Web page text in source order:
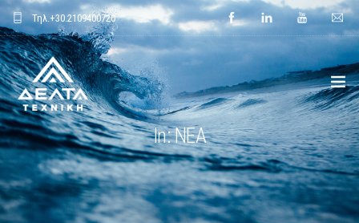
Τηλ.+30.2109400720
ΑΡΧΙΚΗ
ΕΤΑΙΡΕΙΑ
In: ΝΕΑ